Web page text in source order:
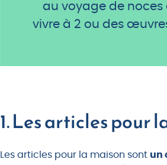
au voyage de noces
vivre à 2 ou des
1. Les articles pour
Les articles pour la maison sont un